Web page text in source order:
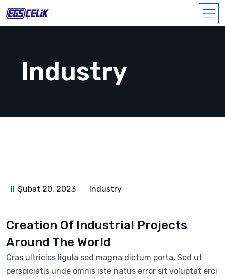
Industry
Şubat 20, 2023 Industry
Creation Of Industrial Projects
Around The World
Cras ultricies ligula sed magna dictum porta, Sed ut
perspiciatis unde omnis iste natus error sit voluptat erci